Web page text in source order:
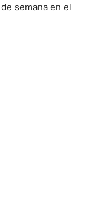
semana en el